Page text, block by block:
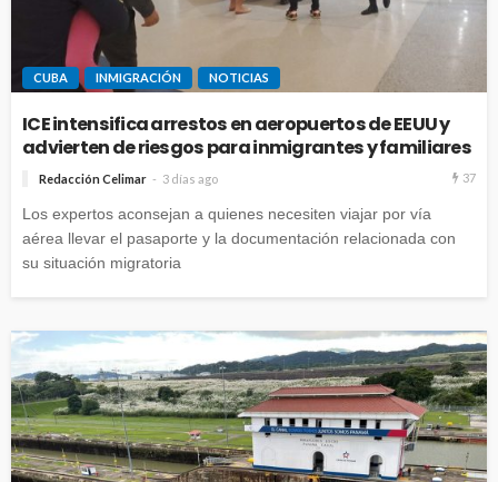
CUBA INMIGRACIÓN NOTICIAS
ICE intensifica arrestos en aeropuertos de EEUU y
advierten de riesgos para inmigrantes y familiares
Redacción Celimar 3 días ago 37
Los expertos aconsejan a quienes necesiten viajar por vía
aérea llevar el pasaporte y la documentación relacionada con
su situación migratoria